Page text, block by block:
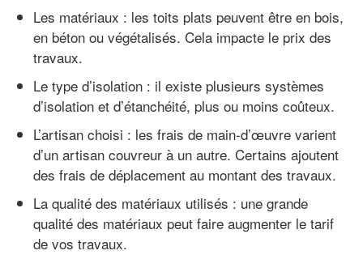
Les matériaux : les toits plats peuvent être en bois,
en béton ou végétalisés. Cela impacte le prix des
travaux.
Le type d’isolation : il existe plusieurs systèmes
d’isolation et d’étanchéité, plus ou moins coûteux.
L’artisan choisi : les frais de main-d’œuvre varient
d’un artisan couvreur à un autre. Certains ajoutent
des frais de déplacement au montant des travaux.
La qualité des matériaux utilisés : une grande
qualité des matériaux peut faire augmenter le tarif
de vos travaux.